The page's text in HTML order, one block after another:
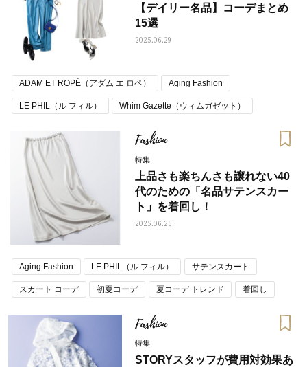
【デイリー名品】コーデまとめ
15選
2025.06.29
ADAM ET ROPÉ（アダム エ ロペ） Aging Fashion
LE PHIL（ル フィル） Whim Gazette（ウィムガゼット）
夏コーデ トレンド
Fashion
特集
上品さも楽ちんさも譲れない40
代のための「名品サテンスカー
ト」を着回し！
2025.06.26
Aging Fashion LE PHIL（ル フィル） サテンスカート
スカート コーデ 初夏コーデ 夏コーデ トレンド 着回し
Fashion
特集
STORYスタッフが費用対効果あ